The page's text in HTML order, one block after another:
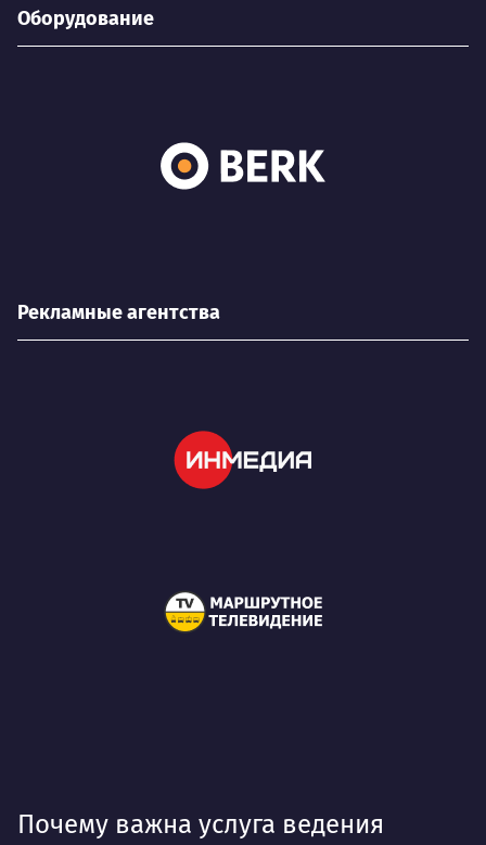
Оборудование
Рекламные агентства
Почему важна услуга ведения